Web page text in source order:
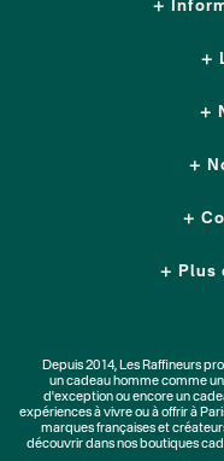
Plus
Depuis 2014, Les Raffineurs
uncadeau hommecomme un
d'exceptionou encore un
expériences à vivreou à offrir à
marquesfrançaises et
découvrir dans nos boutiques